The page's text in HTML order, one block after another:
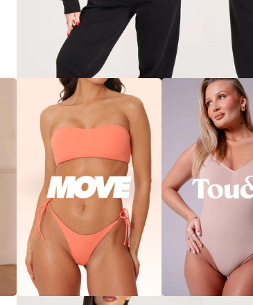
MELEGÍTŐ NADRÁG FEKETE
17.600 Ft
M
Classic
Pulóver
black